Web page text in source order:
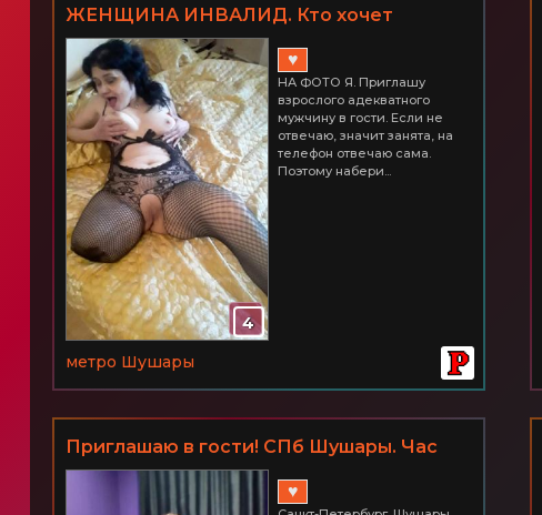
ЖЕНЩИНА ИНВАЛИД. Кто хочет
зализать меня до оргазма? ШУШАРЫ
4
♥
НА ФОТО Я. Приглашу
взрослого адекватного
мужчину в гости. Если не
отвечаю, значит занята, на
телефон отвечаю сама.
Поэтому набери...
метро Шушары
Приглашаю в гости! СПб Шушары. Час
2500
♥